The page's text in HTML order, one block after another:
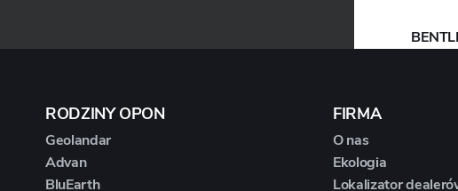
RODZINY OPON
Geolandar
Advan
BluEarth
FIRMA
O nas
Ekologia
Lokalizator